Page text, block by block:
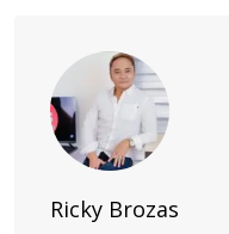
Ricky Brozas